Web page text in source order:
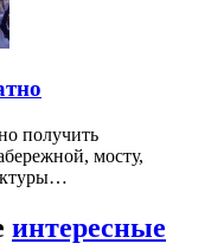
получить
мосту,
интересные